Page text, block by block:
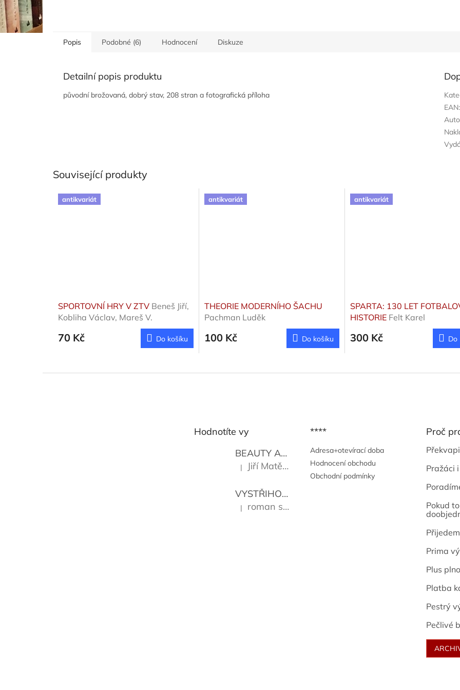
Popis Podobné (6) Hodnocení Diskuze
Detailní popis produktu
původní brožovaná, dobrý stav, 208 stran a fotografická příloha
EAN:
Související produkty
antikvariát
SPORTOVNÍ HRY V ZTV Beneš Jiří,
Kobliha Václav, Mareš V.
70 Kč Do košíku
antikvariát
THEORIE MODERNÍHO ŠACHU
Pachman Luděk
100 Kč Do košíku
antikvariát
SPARTA: 130 LET
HISTORIE Felt Karel
300 Kč Do
Hodnotíte vy
BEAUTY AND THE BEAT
Go Go's
Hodnocení produktu je 5 z 5 hvězdiček.
| Jiří Matějů
VYSTŘIHOVÁNKY - PRAŽSKÉ PAMÁTKY Kropáček
Hodnocení produktu je 5 z 5 hvězdiček.
| roman sekanina
****
Adresa+otevírací doba
Hodnocení obchodu
Obchodní podmínky
Proč
Pražáci
Pokud
Prima
Plus
Platba
Pestrý
Pečlivé